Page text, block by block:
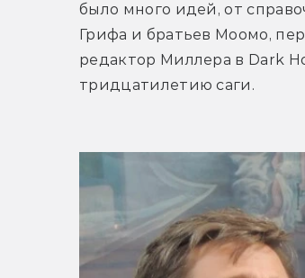
было много идей, от
Грифа и братьев Моомо,
редактор Миллера в Dark
тридцатилетию саги.